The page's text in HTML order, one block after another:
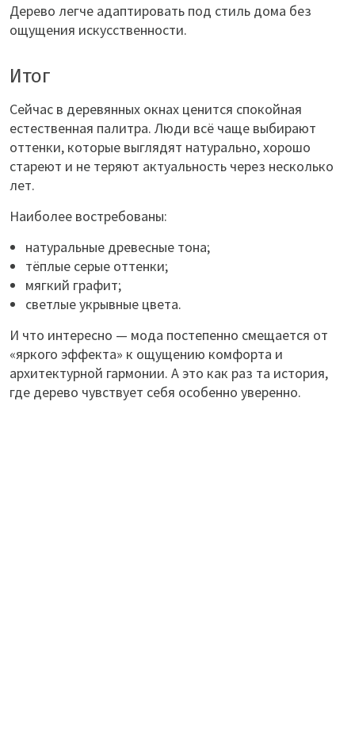
Дерево легче адаптировать под стиль дома без
ощущения искусственности.
Итог
Сейчас в деревянных окнах ценится спокойная
естественная палитра. Люди всё чаще выбирают
оттенки, которые выглядят натурально, хорошо
стареют и не теряют актуальность через несколько
лет.
Наиболее востребованы:
натуральные древесные тона;
тёплые серые оттенки;
мягкий графит;
светлые укрывные цвета.
И что интересно — мода постепенно смещается от
«яркого эффекта» к ощущению комфорта и
архитектурной гармонии. А это как раз та история,
где дерево чувствует себя особенно уверенно.